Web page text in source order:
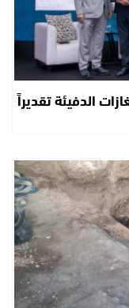
الدفيئة تقديراً